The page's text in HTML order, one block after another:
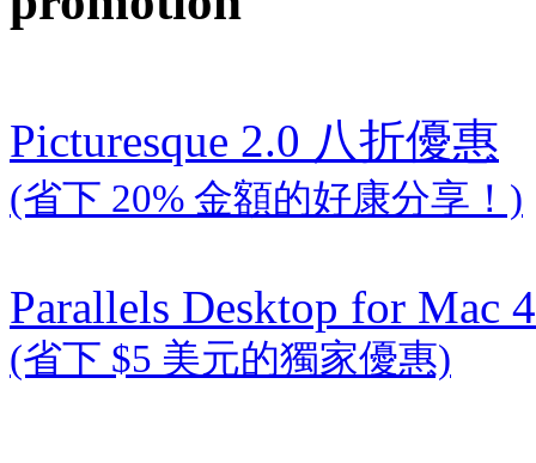
Picturesque 2.0 八折優惠
(省下 20% 金額的好康分享！)
Parallels Desktop for Mac
(省下 $5 美元的獨家優惠)